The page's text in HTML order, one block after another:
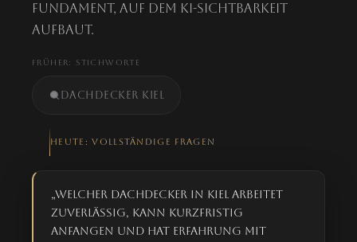
Fundament, auf dem KI-Sichtbarkeit
aufbaut.
FRÜHER: STICHWORTE
dachdecker kiel
HEUTE: VOLLSTÄNDIGE FRAGEN
„Welcher Dachdecker in Kiel arbeitet
zuverlässig, kann kurzfristig
anfangen und hat Erfahrung mit